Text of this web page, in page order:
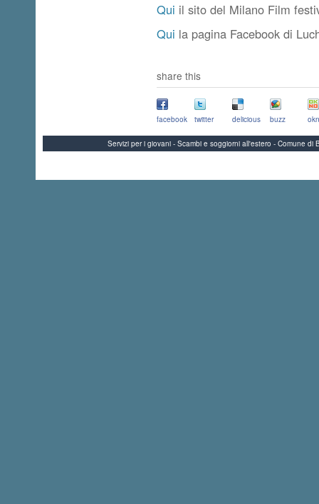
Qui il sito del Milano Film
Qui la pagina Facebook di
share this
facebook twitter delicious buzz
Servizi per i giovani - Scambi e soggiorni all'estero - Comune